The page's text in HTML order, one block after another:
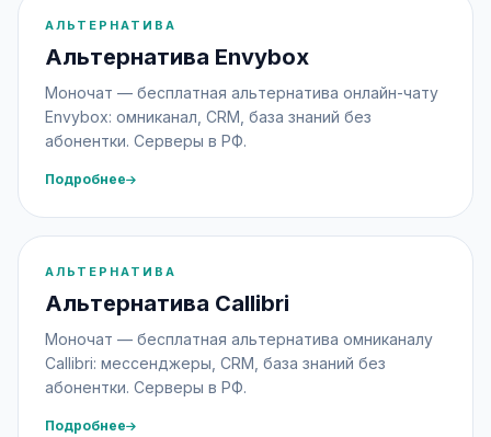
АЛЬТЕРНАТИВА
Альтернатива Envybox
Моночат — бесплатная альтернатива онлайн-чату
Envybox: омниканал, CRM, база знаний без
абонентки. Серверы в РФ.
Подробнее
АЛЬТЕРНАТИВА
Альтернатива Callibri
Моночат — бесплатная альтернатива омниканалу
Callibri: мессенджеры, CRM, база знаний без
абонентки. Серверы в РФ.
Подробнее